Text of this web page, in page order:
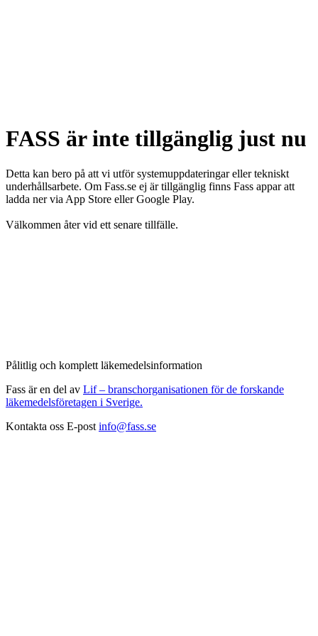
FASS är inte tillgänglig just nu
Detta kan bero på att vi utför systemuppdateringar eller tekniskt
underhållsarbete. Om Fass.se ej är tillgänglig finns Fass appar att
ladda ner via App Store eller Google Play.
Välkommen åter vid ett senare tillfälle.
Pålitlig och komplett läkemedelsinformation
Fass är en del av Lif – branschorganisationen för de forskande
läkemedelsföretagen i Sverige.
Kontakta oss E-post info@fass.se